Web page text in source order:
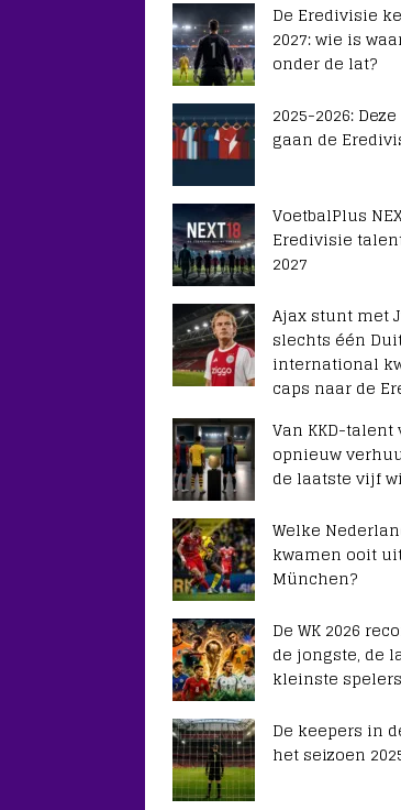
De Eredivisie
2027: wie is
onder de lat?
2025-2026:
gaan de
VoetbalPlus
Eredivisie
2027
Ajax stunt met
slechts één
international
caps naar de
Van KKD-
opnieuw
de laatste vijf
Welke
kwamen ooit
München?
De WK 2026
de jongste, de
kleinste spelers
De keepers in
het seizoen